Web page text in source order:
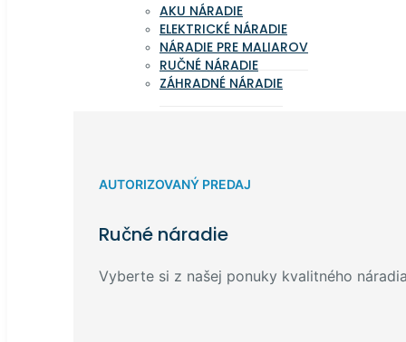
AKU NÁRADIE
ELEKTRICKÉ NÁRADIE
NÁRADIE PRE MALIAROV
RUČNÉ NÁRADIE
ZÁHRADNÉ NÁRADIE
AUTORIZOVANÝ PREDAJ
Ručné náradie
Vyberte si z našej ponuky kvalitného